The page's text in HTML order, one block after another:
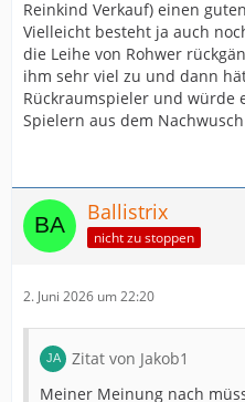
Reinkind Verkauf) einen
Vielleicht besteht ja auch
die Leihe von Rohwer
ihm sehr viel zu und dann
Rückraumspieler und würde
Spielern aus dem
Ballistrix
nicht zu stoppen
2. Juni 2026 um 22:20
Zitat von Jakob1
Meiner Meinung nach